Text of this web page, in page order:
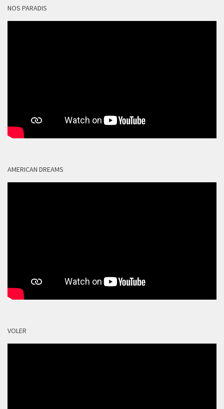
NOS PARADIS
AMERICAN DREAMS
VOLER